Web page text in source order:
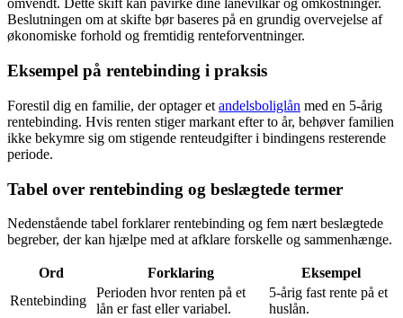
omvendt. Dette skift kan påvirke dine lånevilkår og omkostninger.
Beslutningen om at skifte bør baseres på en grundig overvejelse af
økonomiske forhold og fremtidig renteforventninger.
Eksempel på rentebinding i praksis
Forestil dig en familie, der optager et andelsboliglån med en 5-årig
rentebinding. Hvis renten stiger markant efter to år, behøver familien
ikke bekymre sig om stigende renteudgifter i bindingens resterende
periode.
Tabel over rentebinding og beslægtede termer
Nedenstående tabel forklarer rentebinding og fem nært beslægtede
begreber, der kan hjælpe med at afklare forskelle og sammenhænge.
Ord Forklaring
Eksempel
Rentebinding
Perioden hvor renten på et
lån er fast eller variabel.
5-årig fast rente på et
huslån.